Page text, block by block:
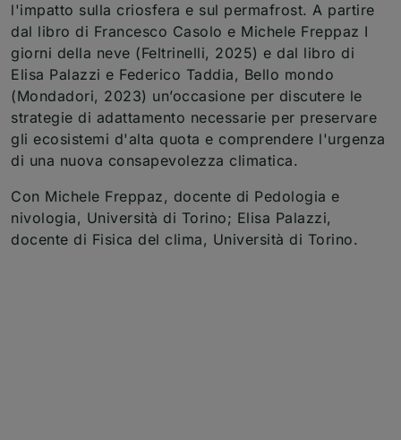
l'impatto sulla criosfera e sul permafrost. A partire
dal libro di Francesco Casolo e Michele Freppaz I
giorni della neve (Feltrinelli, 2025) e dal libro di
Elisa Palazzi e Federico Taddia, Bello mondo
(Mondadori, 2023) un’occasione per discutere le
strategie di adattamento necessarie per preservare
gli ecosistemi d'alta quota e comprendere l'urgenza
di una nuova consapevolezza climatica.
Con Michele Freppaz, docente di Pedologia e
nivologia, Università di Torino; Elisa Palazzi,
docente di Fisica del clima, Università di Torino.